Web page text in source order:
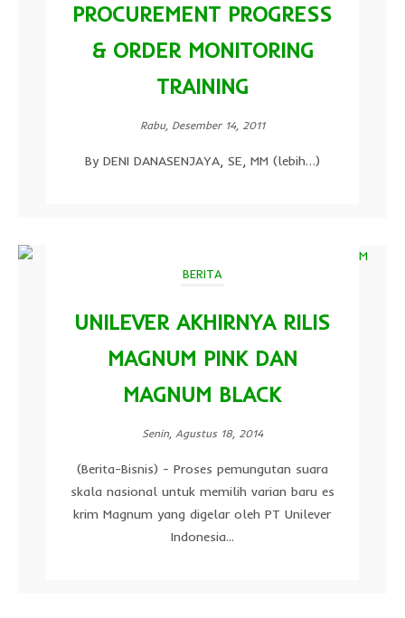
PROCUREMENT PROGRESS
& ORDER MONITORING
TRAINING
Rabu, Desember 14, 2011
By DENI DANASENJAYA, SE, MM (lebih…)
BERITA
UNILEVER AKHIRNYA RILIS
MAGNUM PINK DAN
MAGNUM BLACK
Senin, Agustus 18, 2014
(Berita-Bisnis) - Proses pemungutan suara
skala nasional untuk memilih varian baru es
krim Magnum yang digelar oleh PT Unilever
Indonesia...